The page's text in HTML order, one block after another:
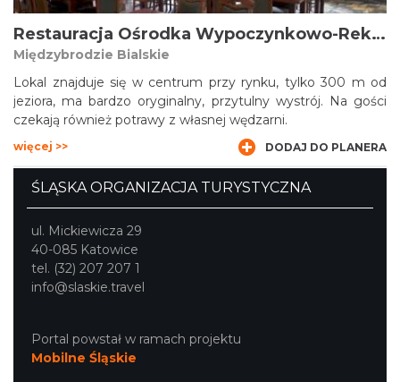
Restauracja Ośrodka Wypoczynkowo-Rekreacyjnego Silesia
Międzybrodzie Bialskie
Lokal znajduje się w centrum przy rynku, tylko 300 m od
jeziora, ma bardzo oryginalny, przytulny wystrój. Na gości
czekają również potrawy z własnej wędzarni.
więcej >> DODAJ DO PLANERA
ŚLĄSKA ORGANIZACJA TURYSTYCZNA
ul. Mickiewicza 29
40-085 Katowice
tel. (32) 207 207 1
info@slaskie.travel
Portal powstał w ramach projektu
Mobilne Śląskie